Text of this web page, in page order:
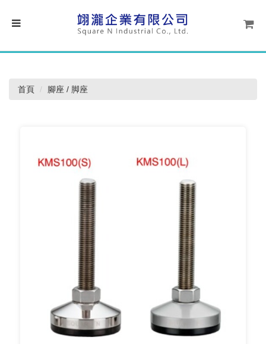
首頁 腳座 / 脚座